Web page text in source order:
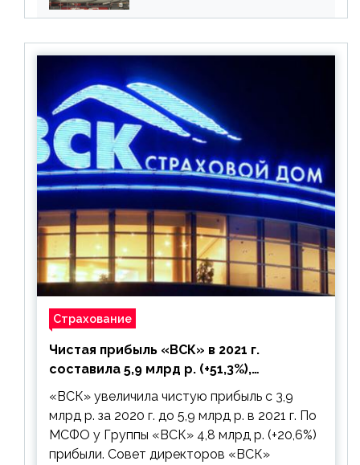
Страхование
Чистая прибыль «ВСК» в 2021 г.
составила 5,9 млрд р. (+51,3%),
дивиденды рекомендовано не
выплачивать
«ВСК» увеличила чистую прибыль с 3,9
млрд р. за 2020 г. до 5,9 млрд р. в 2021 г. По
МСФО у Группы «ВСК» 4,8 млрд р. (+20,6%)
прибыли. Совет директоров «ВСК»